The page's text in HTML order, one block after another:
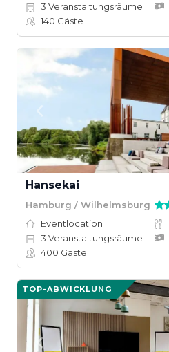
3 Veranstaltungsräume
140 Gäste
Hansekai
Hamburg / Wilhelmsburg
Eventlocation
3 Veranstaltungsräume
400 Gäste
TOP-ABWICKLUNG